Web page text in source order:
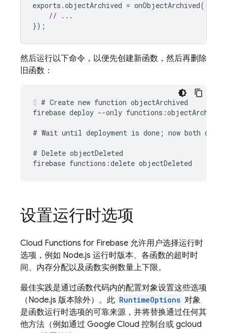
exports .objectArchived = onObjectArchived((
// ...
});
然后运行以下命令，以便先创建新函数，然后再删除
旧函数：
# Create new function objectArchived
firebase deploy --only functions:objectArchived
# Wait until deployment is done; now both
# Delete objectDeleted
设置运行时选项
Cloud Functions for Firebase 允许用户选择运行时
选项，例如 Node.js 运行时版本、各函数的超时时
间、内存分配以及函数实例数量上下限。
最佳实践是通过函数代码内的配置对象设置这些选项
（Node.js 版本除外）。此 RuntimeOptions 对象
是函数运行时选项的可靠来源，并将替换通过任何其
他方法（例如通过 Google Cloud 控制台或 gcloud